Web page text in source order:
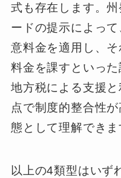
式も存在します。
ードの提示によっ
意料金を適用し、
料金を課すといった
地方税による支援
点で制度的整合性
態として理解できま
以上の4類型はいず